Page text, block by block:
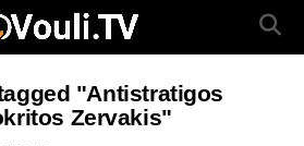
"Antistratigos
Zervakis"